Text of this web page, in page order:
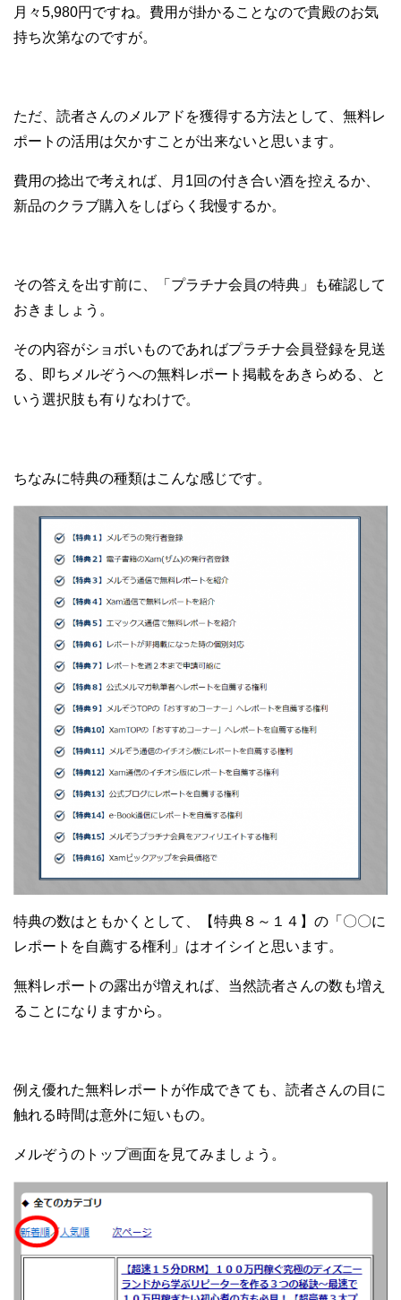
月々5,980円ですね。費用が掛かることなので貴殿のお気
持ち次第なのですが。
ただ、読者さんのメルアドを獲得する方法として、無料レ
ポートの活用は欠かすことが出来ないと思います。
費用の捻出で考えれば、月1回の付き合い酒を控えるか、
新品のクラブ購入をしばらく我慢するか。
その答えを出す前に、「プラチナ会員の特典」も確認して
おきましょう。
その内容がショボいものであればプラチナ会員登録を見送
る、即ちメルぞうへの無料レポート掲載をあきらめる、と
いう選択肢も有りなわけで。
ちなみに特典の種類はこんな感じです。
特典の数はともかくとして、【特典８～１４】の「〇〇に
レポートを自薦する権利」はオイシイと思います。
無料レポートの露出が増えれば、当然読者さんの数も増え
ることになりますから。
例え優れた無料レポートが作成できても、読者さんの目に
触れる時間は意外に短いもの。
メルぞうのトップ画面を見てみましょう。